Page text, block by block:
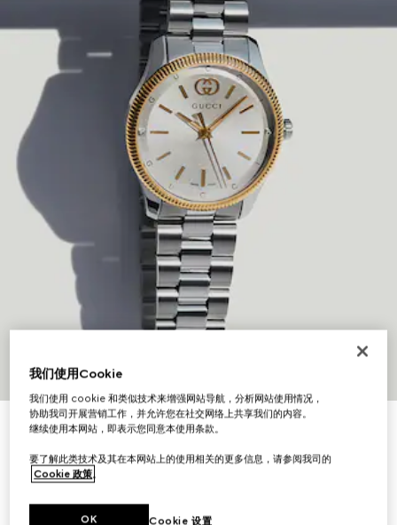
G-
Timeless系列腕表以现代设计匠心诠释品牌标志性图案。
我们使用Cookie
我们使用 cookie 和类似技术来增强网站导航，分析网站使用情况，
协助我司开展营销工作，并允许您在社交网络上共享我们的内容。
继续使用本网站，即表示您同意本使用条款。
要了解此类技术及其在本网站上的使用相关的更多信息，请参阅我司的
Cookie 政策。
Cookie 设置
OK